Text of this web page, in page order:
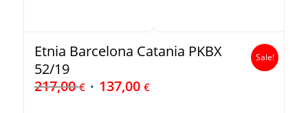
Etnia Barcelona Catania PKBX
52/19
217,00€ 137,00 €
Sale!